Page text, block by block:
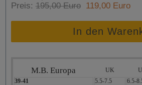
Preis: 195,00 Euro119,00 Euro
In den
M.B. Europa UK
39-41
5.5-7.5 6.5-